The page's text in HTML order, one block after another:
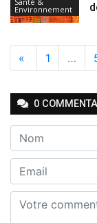
Environnement
« 1 …
0